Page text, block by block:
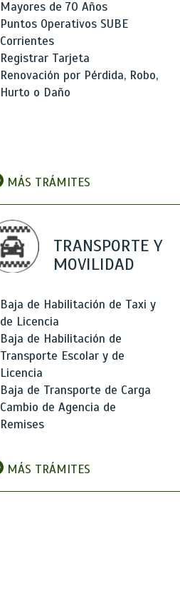
Mayores de 70 Años
Puntos Operativos SUBE
Corrientes
Registrar Tarjeta
Renovación por Pérdida, Robo,
Hurto o Daño
MÁS TRÁMITES
TRANSPORTE Y
MOVILIDAD
Baja de Habilitación de Taxi y
de Licencia
Baja de Habilitación de
Transporte Escolar y de
Licencia
Baja de Transporte de Carga
Cambio de Agencia de
Remises
MÁS TRÁMITES